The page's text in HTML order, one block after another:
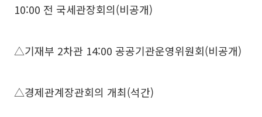
10:00 전 국세관장회의(비공개)
△기재부 2차관 14:00 공공기관운영위원회(비공개)
△경제관계장관회의 개최(석간)